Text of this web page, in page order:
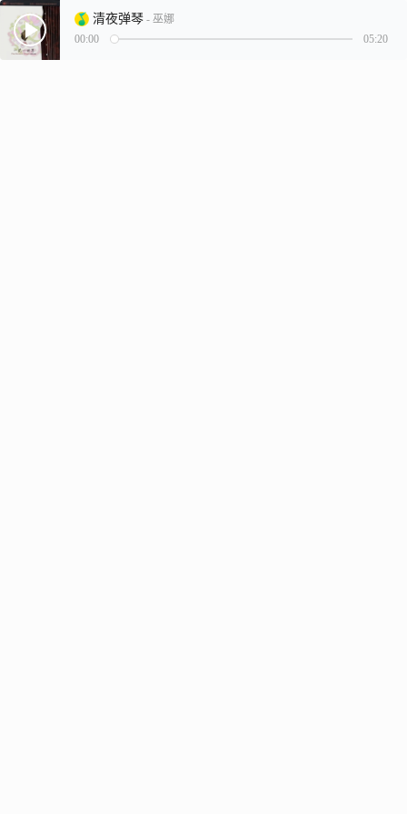
清夜弹琴 - 巫娜
00:00
05:20